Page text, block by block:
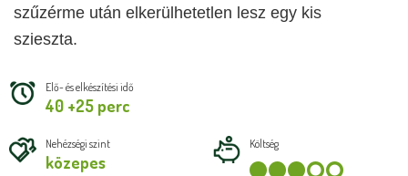
szűzérme után elkerülhetetlen lesz egy kis
szieszta.
Elő- és elkészítési idő
40 +25 perc
Nehézségi szint
közepes
Költség